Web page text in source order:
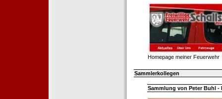
Homepage meiner Feuerwehr
Sammlerkollegen
Sammlung von Peter Buhl -